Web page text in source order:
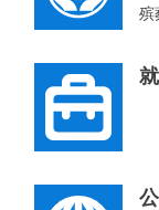
殡